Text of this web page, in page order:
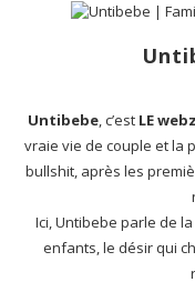
Untibebe, c’est LE
vraie vie de couple et la
bullshit, après les
Ici, Untibebe parle de
enfants, le désir qui